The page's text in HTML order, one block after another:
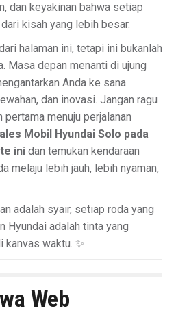
dan keyakinan bahwa setiap
kisah yang lebih besar.
halaman ini, tetapi ini bukanlah
Masa depan menanti di ujung
Anda ke sana
dan inovasi. Jangan ragu
menuju perjalanan
Mobil Hyundai Solo pada
ini dan temukan kendaraan
melaju lebih jauh, lebih nyaman,
adalah syair, setiap roda yang
Hyundai adalah tinta yang
kanvas waktu. ✨
Web